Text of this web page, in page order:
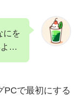
にを
よ…
PCで最初にする